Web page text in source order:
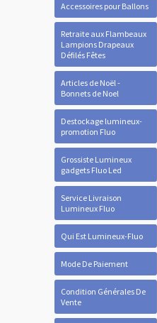
Accessoires pour Ballons
Retraite aux Flambeaux
Lampions Drapeaux
Défilés Fêtes
Articles de Noël -
Bonnets de Noel
Destockage lumineux-
promotion Fluo
Grossiste Lumineux
gadgets Fluo Led
Service Livraison
Lumineux Fluo
Qui Est Lumineux-Fluo
Mode De Paiement
Condition Générales De
Vente